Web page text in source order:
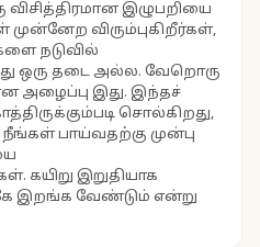
இழுபறியை
விரும்புகிறீர்கள்,
நடுவில்
ஒரு தடை அல்ல. வேறொரு
அழைப்பு இது. இந்தச்
சொல்கிறது,
பாய்வதற்கு முன்பு
கயிறு இறுதியாக
இறங்க வேண்டும் என்று